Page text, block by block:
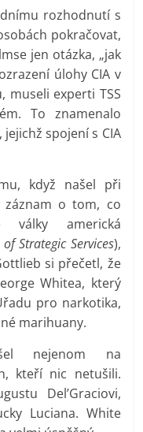
rozhodnutí s
pokračovat,
jen otázka, „jak
úlohy CIA v
museli experti TSS
To znamenalo
spojení s CIA
když našel při
záznam o tom, co
americká
Strategic Services),
si přečetl, že
Whitea, který
pro narkotika,
marihuany.
nejenom na
kteří nic netušili.
Del’Graciovi,
Luciana. White